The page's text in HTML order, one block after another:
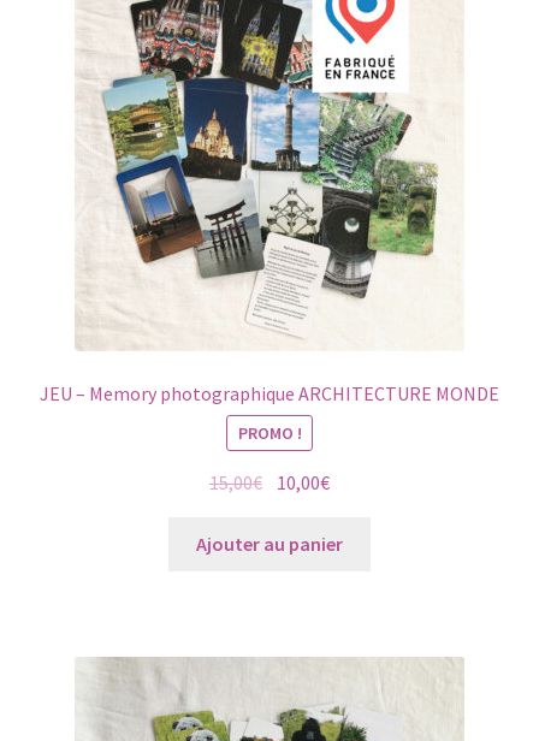
options
peuvent
être
choisies
sur
la
page
du
produit
JEU – Memory photographique ARCHITECTURE MONDE
PROMO !
15,00€ Le
initial
10,00€Le
actuel
Ajouter au panier